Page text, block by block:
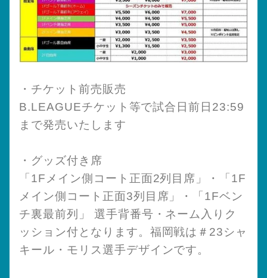
・チケット前売販売
B.LEAGUEチケット等で試合日前日23:59
まで発売いたします
・グッズ付き席
「1Fメイン側コート正面2列目席」・「1F
メイン側コート正面3列目席」・「1Fベン
チ裏最前列」 選手背番号・ネーム入りク
ッション付となります。福岡戦は＃23シャ
キール・モリス選手デザインです。